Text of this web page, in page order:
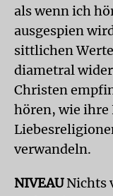
als wenn ich
ausgespien
sittlichen
diametral
Christen
hören, wie ihre
verwandeln.
NIVEAUNichts